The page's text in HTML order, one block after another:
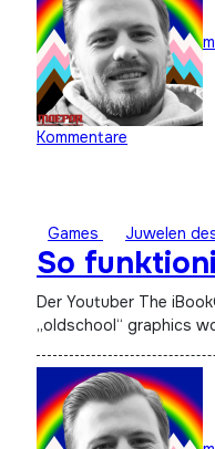
Kommentare
Games Juwelen
So
Der Youtuber The iBookGuy erklaert in seinem Video How
„oldschool“ graphics